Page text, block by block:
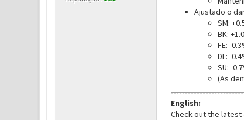
Ajustado o
SM:
BK:
FE: -
DL: -
SU: -
(As
English:
Check out the